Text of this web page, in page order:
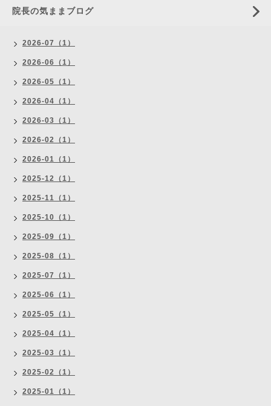
院長の気ままブログ
2026-07（1）
2026-06（1）
2026-05（1）
2026-04（1）
2026-03（1）
2026-02（1）
2026-01（1）
2025-12（1）
2025-11（1）
2025-10（1）
2025-09（1）
2025-08（1）
2025-07（1）
2025-06（1）
2025-05（1）
2025-04（1）
2025-03（1）
2025-02（1）
2025-01（1）